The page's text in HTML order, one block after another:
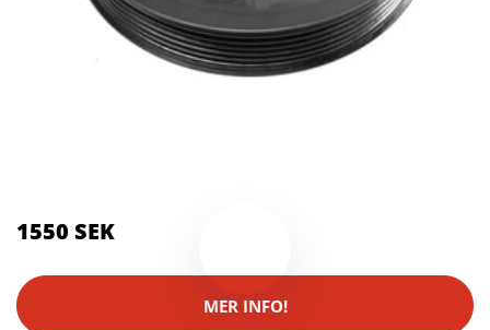
1550 SEK
MER INFO!